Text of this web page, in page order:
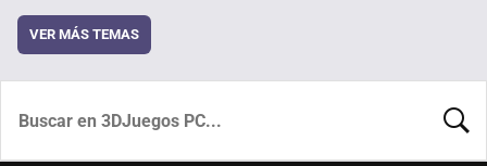
VER MÁS TEMAS